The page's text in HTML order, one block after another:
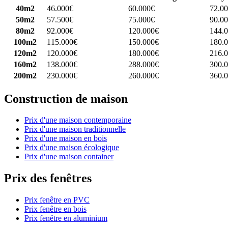
40m2
46.000€ 60.000€
50m2
57.500€ 75.000€
80m2
92.000€ 120.000€
100m2
115.000€ 150.000€
120m2
120.000€ 180.000€
160m2
138.000€ 288.000€
200m2
230.000€ 260.000€
Construction de maison
Prix d'une maison contemporaine
Prix d'une maison traditionnelle
Prix d'une maison en bois
Prix d'une maison écologique
Prix d'une maison container
Prix des fenêtres
Prix fenêtre en PVC
Prix fenêtre en bois
Prix fenêtre en aluminium